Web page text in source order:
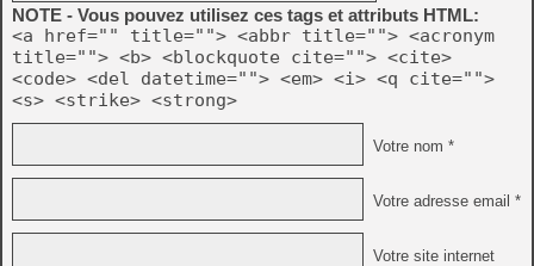
NOTE - Vous pouvez utilisez ces tags et attributs HTML:
<a href="" title=""> <abbr title=""> <acronym
title=""> <b> <blockquote cite=""> <cite>
<code> <del datetime=""> <em> <i> <q cite="">
<s> <strike> <strong>
Votre nom *
Votre adresse email *
Votre site internet